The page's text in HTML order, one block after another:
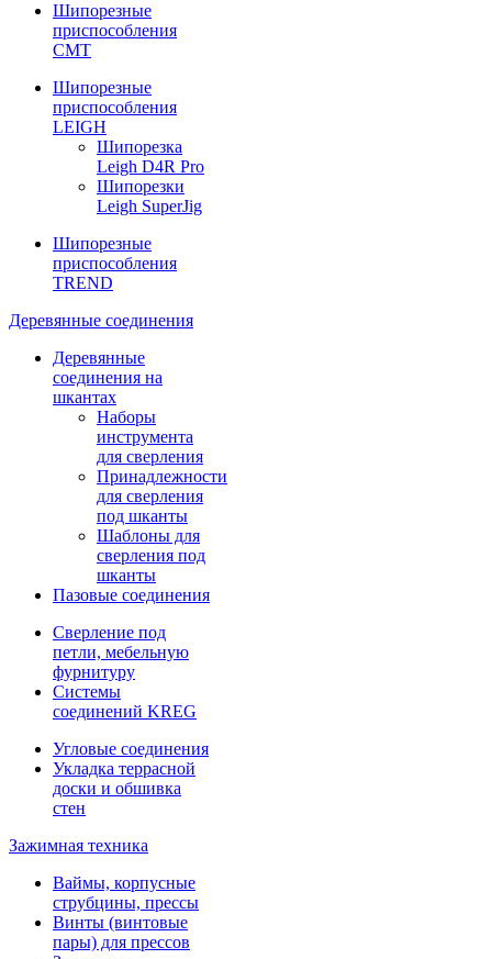
Шипорезные
приспособления
CMT
Шипорезные
приспособления
LEIGH
Шипорезка
Leigh D4R Pro
Шипорезки
Leigh SuperJig
Шипорезные
приспособления
TREND
Деревянные соединения
Деревянные
соединения на
шкантах
Наборы
инструмента
для сверления
Принадлежности
для сверления
под шканты
Шаблоны для
сверления под
шканты
Пазовые соединения
Сверление под
петли, мебельную
фурнитуру
Системы
соединений KREG
Угловые соединения
Укладка террасной
доски и обшивка
стен
Зажимная техника
Ваймы, корпусные
струбцины, прессы
Винты (винтовые
пары) для прессов